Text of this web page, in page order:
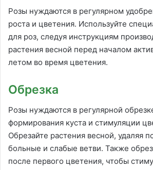
Розы нуждаются в регулярном
роста и цветения. Используйте
для роз, следуя инструкциям
растения весной перед началом
летом во время цветения.
Обрезка
Розы нуждаются в регулярной
формирования куста и стимуляции
Обрезайте растения весной, удаляя
больные и слабые ветви. Также
после первого цветения, чтобы